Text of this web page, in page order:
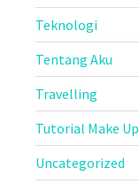
Teknologi
Tentang Aku
Travelling
Tutorial Make Up
Uncategorized